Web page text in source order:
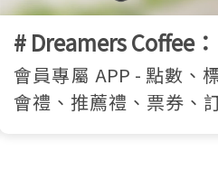
# Dreamers Coffee：
會員專屬 APP - 點數、
會禮、推薦禮、票券、